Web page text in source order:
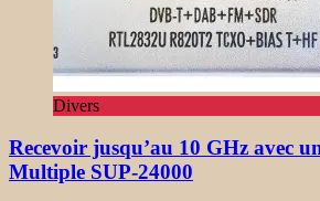
Divers
Recevoir jusqu’au 10 GHz avec
Multiple SUP-24000